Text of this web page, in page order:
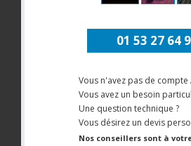
01 53 27 64
Vous n'avez pas de compte
Vous avez un besoin
Une question technique ?
Vous désirez un devis
Nos conseillers sont à